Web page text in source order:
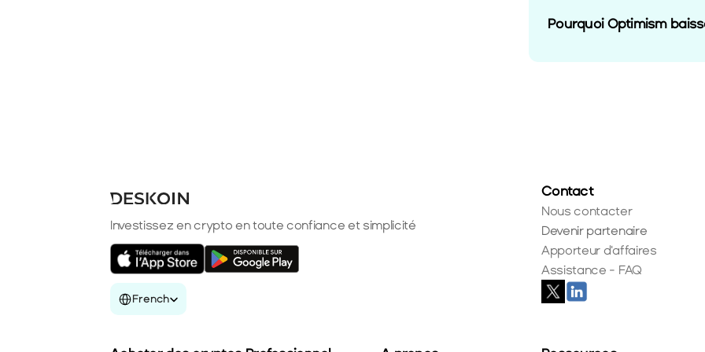
Pourquoi Optimism
Investissez en crypto en toute confiance et simplicité
Select Language
French
Contact
Nous contacter
Devenir partenaire
Apporteur d'affaires
Assistance - FAQ